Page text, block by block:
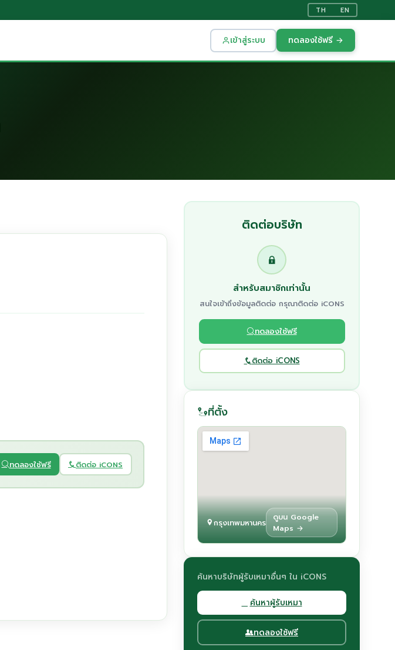
TH EN
เข้าสู่ระบบ ทดลองใช้ฟรี →
ทดลองใช้ฟรี ติดต่อ iCONS
ติดต่อบริษัท
สำหรับสมาชิกเท่านั้น
สนใจเข้าถึงข้อมูลติดต่อ กรุณาติดต่อ iCONS
ทดลองใช้ฟรี
ติดต่อ iCONS
ที่ตั้ง
กรุงเทพมหานคร
ดูบน Google
Maps →
ค้นหาบริษัทผู้รับเหมาอื่นๆ ใน iCONS
ค้นหาผู้รับเหมา
ทดลองใช้ฟรี